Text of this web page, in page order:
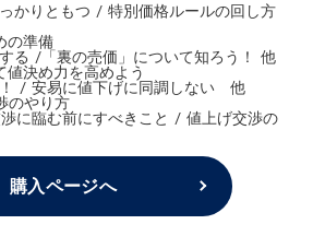
かりともつ / 特別価格ルールの回し方
の準備
る /「裏の売価」について知ろう！ 他
決め力を高めよう
/ 安易に値下げに同調しない 他
のやり方
に臨む前にすべきこと / 値上げ交渉の
購入ページへ